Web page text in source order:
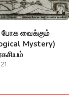
போக வைக்கும்
Mystery)